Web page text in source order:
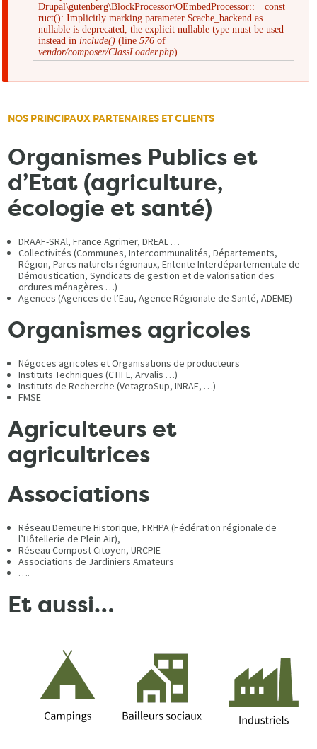
Message
d'erreur
Drupal\gutenberg\BlockProcessor\OEmbedProcessor::__const
ruct(): Implicitly marking parameter $cache_backend as
nullable is deprecated, the explicit nullable type must be used
instead in include() (line576 of
vendor/composer/ClassLoader.php).
NOS PRINCIPAUX PARTENAIRES ET CLIENTS
Organismes Publics et
d’Etat (agriculture,
écologie et santé)
DRAAF-SRAl, France Agrimer, DREAL …
Collectivités (Communes, Intercommunalités, Départements,
Région, Parcs naturels régionaux, Entente Interdépartementale de
Démoustication, Syndicats de gestion et de valorisation des
ordures ménagères …)
Agences (Agences de l’Eau, Agence Régionale de Santé, ADEME)
Organismes agricoles
Négoces agricoles et Organisations de producteurs
Instituts Techniques (CTIFL, Arvalis …)
Instituts de Recherche (VetagroSup, INRAE, …)
FMSE
Agriculteurs et
agricultrices
Associations
Réseau Demeure Historique, FRHPA (Fédération régionale de
l’Hôtellerie de Plein Air),
Réseau Compost Citoyen, URCPIE
Associations de Jardiniers Amateurs
….
Et aussi…